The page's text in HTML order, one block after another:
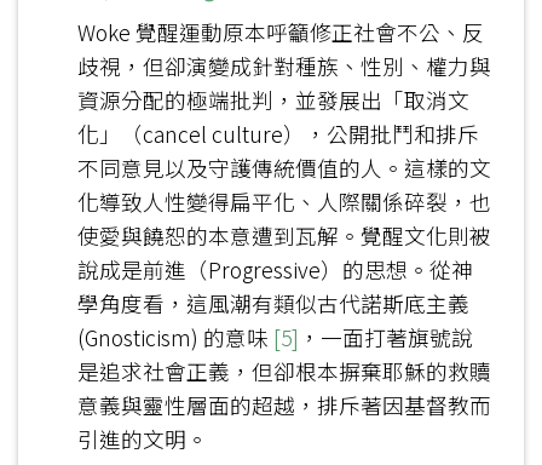
Woke 覺醒運動原本呼籲修正社會不公、反
歧視，但卻演變成針對種族、性別、權力與
資源分配的極端批判，並發展出「取消文
化」（cancel culture），公開批鬥和排斥
不同意見以及守護傳統價值的人。這樣的文
化導致人性變得扁平化、人際關係碎裂，也
使愛與饒恕的本意遭到瓦解。覺醒文化則被
說成是前進（Progressive）的思想。從神
學角度看，這風潮有類似古代諾斯底主義
(Gnosticism) 的意味 [5] ，一面打著旗號說
是追求社會正義，但卻根本摒棄耶穌的救贖
意義與靈性層面的超越，排斥著因基督教而
引進的文明。